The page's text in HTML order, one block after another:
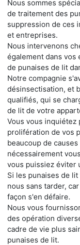
Nous sommes
de traitement des
suppression de ces
et entreprises.
Nous intervenons
également dans
de punaises de lit
Notre compagnie
désinsectisation, et
qualifiés, qui se
de lit de votre
Vous vous inquiétez
prolifération de vos
beaucoup de
nécessairement
vous puissiez éviter
Si les punaises de
nous sans tarder,
façon s'en défaire.
Nous vous
des opération
cadre de vie plus
punaises de lit.